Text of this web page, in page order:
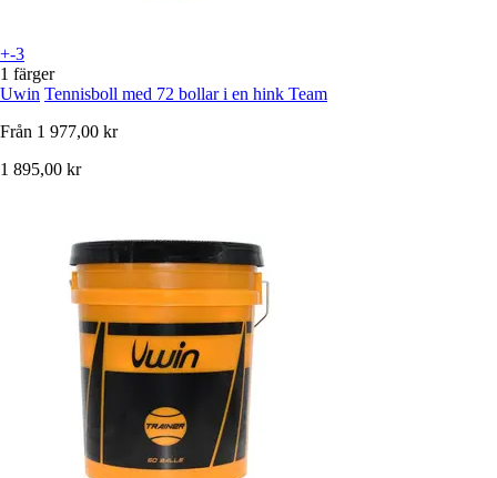
+-3
1 färger
Uwin Tennisboll med 72 bollar i en hink Team
Från 1 977,00 kr
1 895,00 kr